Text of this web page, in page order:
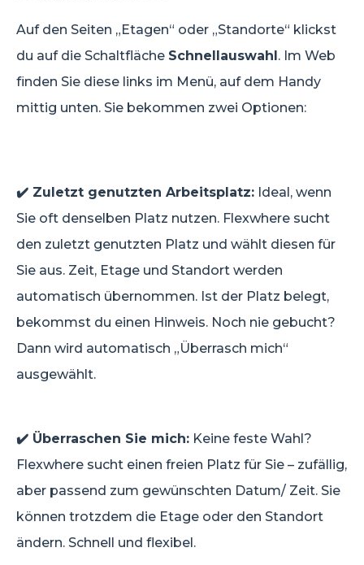
Auf den Seiten „Etagen“ oder „Standorte“ klickst
du auf die Schaltfläche Schnellauswahl . Im Web
finden Sie diese links im Menü, auf dem Handy
mittig unten. Sie bekommen zwei Optionen:
✔️ Zuletzt genutzten Arbeitsplatz: Ideal, wenn
Sie oft denselben Platz nutzen. Flexwhere sucht
den zuletzt genutzten Platz und wählt diesen für
Sie aus. Zeit, Etage und Standort werden
automatisch übernommen. Ist der Platz belegt,
bekommst du einen Hinweis. Noch nie gebucht?
Dann wird automatisch „Überrasch mich“
ausgewählt.
✔️ Überraschen Sie mich: Keine feste Wahl?
Flexwhere sucht einen freien Platz für Sie – zufällig,
aber passend zum gewünschten Datum/ Zeit. Sie
können trotzdem die Etage oder den Standort
ändern. Schnell und flexibel.